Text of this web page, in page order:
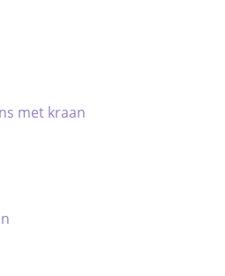
met kraan